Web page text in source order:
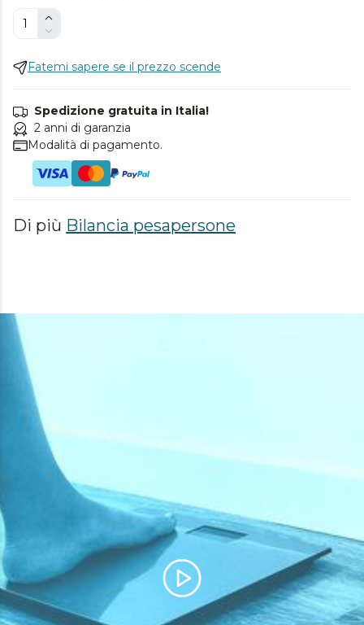
Fatemi sapere se il prezzo scende
Spedizione gratuita in Italia!
2 anni di garanzia
Modalità di pagamento.
Di più Bilancia pesapersone